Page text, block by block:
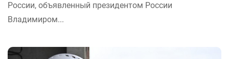
России, объявленный президентом России
Владимиром...